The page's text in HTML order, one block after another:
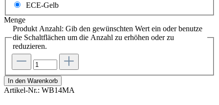
ECE-Gelb
Menge
Produkt Anzahl: Gib den gewünschten Wert ein oder benutze
die Schaltflächen um die Anzahl zu erhöhen oder zu
reduzieren.
In den Warenkorb
Artikel-Nr.: WB14MA